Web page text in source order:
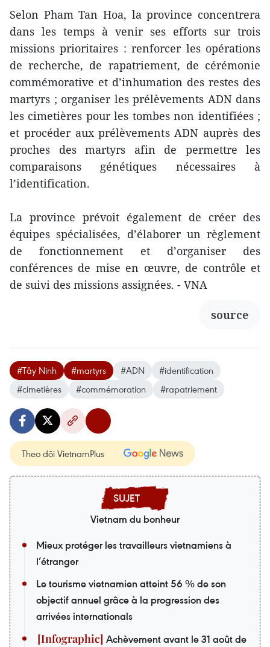
Selon Pham Tan Hoa, la province concentrera
dans les temps à venir ses efforts sur trois
missions prioritaires : renforcer les opérations
de recherche, de rapatriement, de cérémonie
commémorative et d’inhumation des restes des
martyrs ; organiser les prélèvements ADN dans
les cimetières pour les tombes non identifiées ;
et procéder aux prélèvements ADN auprès des
proches des martyrs afin de permettre les
comparaisons génétiques nécessaires à
l’identification.
La province prévoit également de créer des
équipes spécialisées, d’élaborer un règlement
de fonctionnement et d’organiser des
conférences de mise en œuvre, de contrôle et
de suivi des missions assignées. - VNA
source
#Tây Ninh #martyrs #ADN
#identification
#cimetières
#commémoration #rapatriement
Theo dõi VietnamPlus
Vietnam du bonheur
Mieux protéger les travailleurs vietnamiens à
l’étranger
Le tourisme vietnamien atteint 56 % de son
objectif annuel grâce à la progression des
arrivées internationals
Achèvement avant le 31 août de